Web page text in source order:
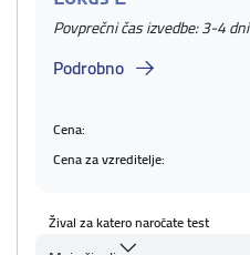
Povprečni čas izvedbe: 3-4 dni
Podrobno
Cena:
Cena za vzreditelje:
Žival za katero naročate test